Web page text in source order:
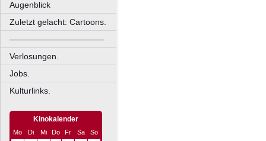
Augenblick
Zuletzt gelacht: Cartoons.
––––––––––––––––––––
Verlosungen.
Jobs.
Kulturlinks.
Kinokalender
Mo Di Mi Do Fr Sa
So